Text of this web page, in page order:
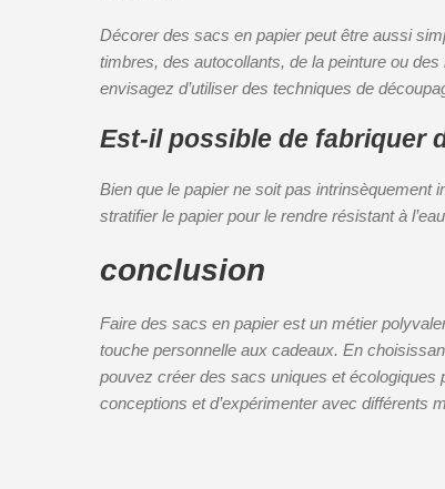
Décorer des sacs en papier peut être aussi
timbres, des autocollants, de la peinture ou
envisagez d’utiliser des techniques de
Est-il possible de fabriquer
Bien que le papier ne soit pas intrinsèquement
stratifier le papier pour le rendre résistant à
conclusion
Faire des sacs en papier est un métier
touche personnelle aux cadeaux. En
pouvez créer des sacs uniques et écologiques
conceptions et d’expérimenter avec différents